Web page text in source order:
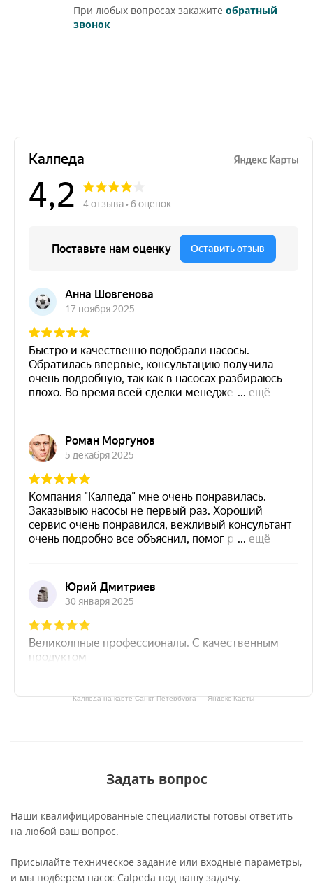
При любых вопросах закажите обратный
звонок
Калпеда на карте Санкт‑Петербурга — Яндекс Карты
Задать вопрос
Наши квалифицированные специалисты готовы ответить
на любой ваш вопрос.
Присылайте техническое задание или входные параметры,
и мы подберем насос Calpeda под вашу задачу.